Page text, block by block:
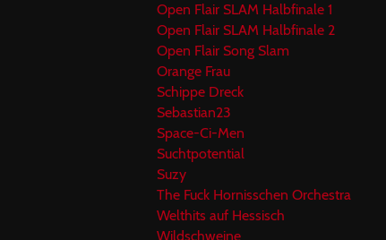
Open Flair SLAM Halbfinale 1
Open Flair SLAM Halbfinale 2
Open Flair Song Slam
Orange Frau
Schippe Dreck
Sebastian23
Space-Ci-Men
Suchtpotential
Suzy
The Fuck Hornisschen Orchestra
Welthits auf Hessisch
Wildschweine